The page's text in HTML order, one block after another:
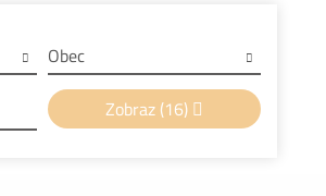
Obec
Zobraz (16)